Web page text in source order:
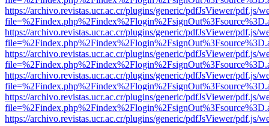
https://archivo.revistas.ucr.ac.cr/plugins/generic/pdfJsViewer/pdf.js/
https://archivo.revistas.ucr.ac.cr/plugins/generic/pdfJsViewer/pdf.js/
https://archivo.revistas.ucr.ac.cr/plugins/generic/pdfJsViewer/pdf.js/
https://archivo.revistas.ucr.ac.cr/plugins/generic/pdfJsViewer/pdf.js/
https://archivo.revistas.ucr.ac.cr/plugins/generic/pdfJsViewer/pdf.js/
https://archivo.revistas.ucr.ac.cr/plugins/generic/pdfJsViewer/pdf.js/